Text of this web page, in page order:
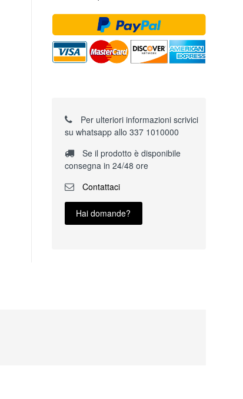
Per ulteriori informazioni scrivici
su whatsapp allo 337 1010000
Se il prodotto è disponibile
consegna in 24/48 ore
Contattaci
Hai domande?